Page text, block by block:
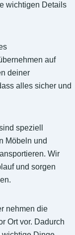
wichtigen Details
auf
deiner
alles sicher und
speziell
Möbeln und
Wir
und sorgen
nehmen die
Ort vor. Dadurch